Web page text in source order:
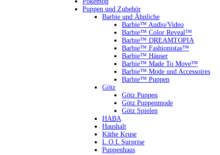
Puppen und Zubehör
Barbie und Ähnliche
Barbie™ Audio/Video
Barbie™ Color Reveal™
Barbie™ DREAMTOPIA
Barbie™ Fashionistas™
Barbie™ Häuser
Barbie™ Made To Move™
Barbie™ Mode und Accessoires
Barbie™ Puppen
Götz
Götz Puppen
Götz Puppenmode
Götz Spielen
HABA
Haushalt
Käthe Kruse
L.O.L Surprise
Puppenhaus